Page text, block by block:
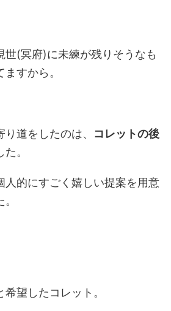
世(冥府)に未練が残りそうなも
すから。
道をしたのは、 コレットの後
た。
人的にすごく嬉しい提案を用意
望したコレット。